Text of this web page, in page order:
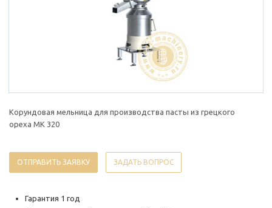
Корундовая мельница для производства пасты из грецкого
ореха MK 320
ОТПРАВИТЬ ЗАЯВКУ ЗАДАТЬ ВОПРОС
Гарантия 1 год